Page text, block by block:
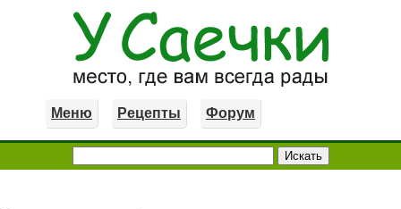
Меню Рецепты Форум